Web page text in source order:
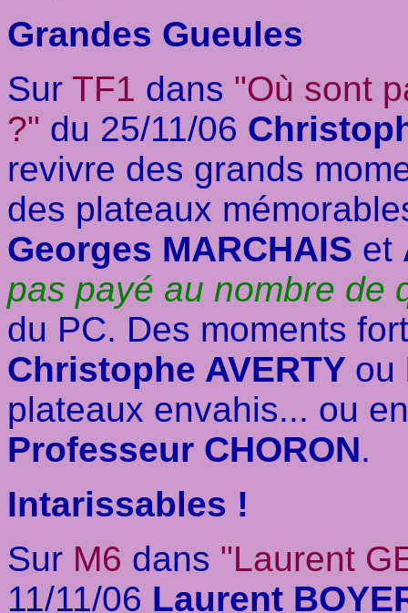
Grandes Gueules
Sur TF1 dans "Où sont
?" du 25/11/06
revivre des grands
des plateaux
Georges MARCHAIS et
pas payé au nombre de
du PC. Des moments
Christophe AVERTY ou
plateaux envahis... ou
Professeur CHORON.
Intarissables !
Sur M6 dans "Laurent
11/11/06 Laurent